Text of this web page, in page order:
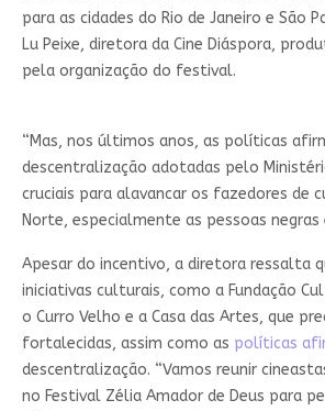
para as cidades do Rio de Janeiro e São
Lu Peixe, diretora da Cine Diáspora,
pela organização do festival.
“Mas, nos últimos anos, as políticas
descentralização adotadas pelo
cruciais para alavancar os fazedores de
Norte, especialmente as pessoas negras
Apesar do incentivo, a diretora ressalta
iniciativas culturais, como a Fundação
o Curro Velho e a Casa das Artes, que
fortalecidas, assim como as políticas
descentralização. “Vamos reunir
no Festival Zélia Amador de Deus para